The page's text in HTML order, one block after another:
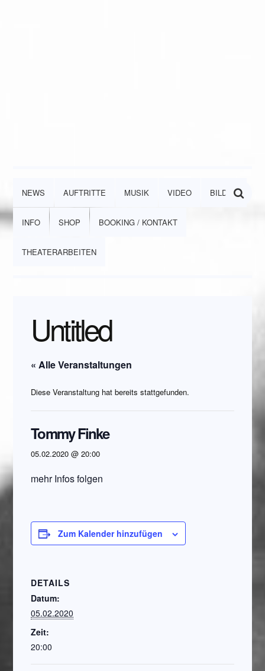
NEWS AUFTRITTE MUSIK VIDEO BILDER
INFO SHOP BOOKING / KONTAKT
THEATERARBEITEN
Untitled
« Alle Veranstaltungen
Diese Veranstaltung hat bereits stattgefunden.
Tommy Finke
05.02.2020 @ 20:00
mehr Infos folgen
Zum Kalender hinzufügen
DETAILS
Datum:
05.02.2020
Zeit:
20:00